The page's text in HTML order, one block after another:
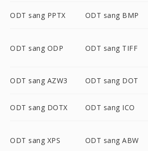
ODT sang PPTX ODT sang BMP
ODT sang ODP ODT sang TIFF
ODT sang AZW3 ODT sang DOT
ODT sang DOTX ODT sang ICO
ODT sang XPS ODT sang ABW